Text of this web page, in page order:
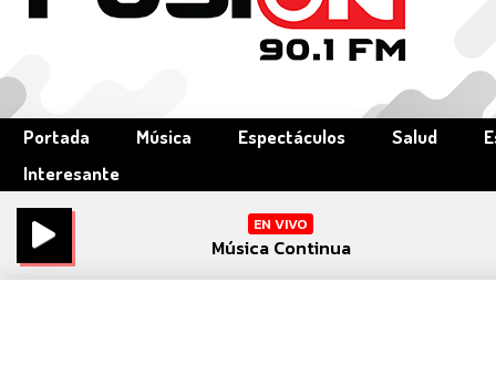
Portada Música Espectáculos Salud
Interesante
EN VIVO
Música Continua